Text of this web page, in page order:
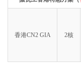
香港CN2 GIA 2核